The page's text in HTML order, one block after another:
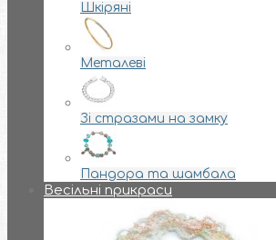
Шкіряні
Металеві
Зі стразами на замку
Пандора та шамбала
Весільні прикраси